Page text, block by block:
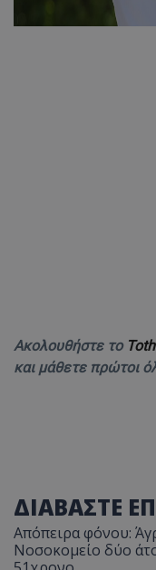
Ακολουθήστε το
και μάθετε πρώτοι
ΔΙΑΒΑΣΤΕ
Απόπειρα φόνου:
Νοσοκομείο δύο